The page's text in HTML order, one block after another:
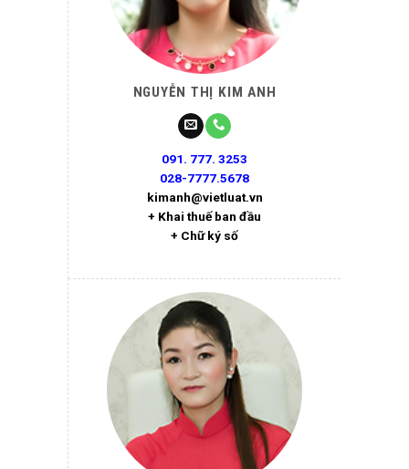
NGUYỄN THỊ KIM ANH
091. 777. 3253
028-7777.5678
kimanh@vietluat.vn
+ Khai thuế ban đầu
+ Chữ ký số